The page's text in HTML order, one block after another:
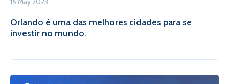
Orlando é uma das melhores cidades para se
investir no mundo.